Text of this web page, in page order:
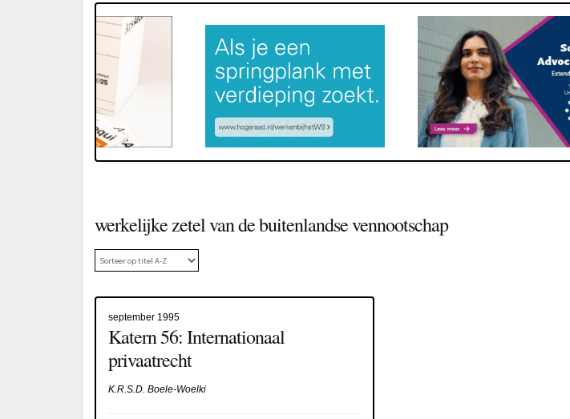
werkelijke zetel van de buitenlandse vennootschap
september 1995
Katern 56: Internationaal
privaatrecht
K.R.S.D. Boele-Woelki